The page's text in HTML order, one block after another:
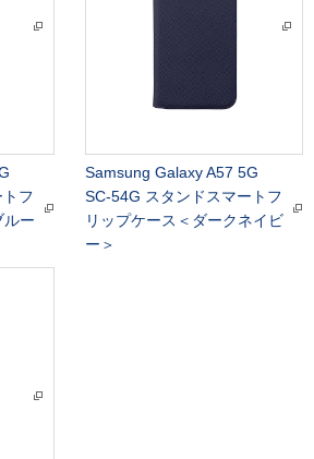
フ
ルー
Samsung Galaxy A57 5G
SC-54G スタンドスマートフ
リップケース＜ダークネイビ
ー＞